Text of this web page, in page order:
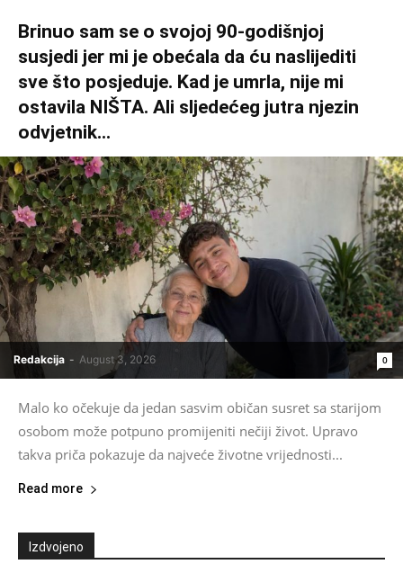
Brinuo sam se o svojoj 90-godišnjoj
susjedi jer mi je obećala da ću naslijediti
sve što posjeduje. Kad je umrla, nije mi
ostavila NIŠTA. Ali sljedećeg jutra njezin
odvjetnik...
Redakcija - August 3, 2026 0
Malo ko očekuje da jedan sasvim običan susret sa starijom
osobom može potpuno promijeniti nečiji život. Upravo
takva priča pokazuje da najveće životne vrijednosti...
Read more
Izdvojeno